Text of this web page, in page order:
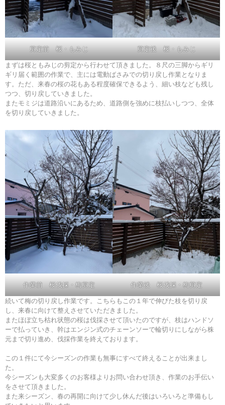
剪定前 桜・もみじ 剪定後 桜・もみじ
まずは桜ともみじの剪定から行わせて頂きました。８尺の三脚からギリ
ギリ届く範囲の作業で、主には電動ばさみでの切り戻し作業となりま
す。ただ、来春の桜の花もある程度確保できるよう、細い枝なども残し
つつ、切り戻していきました。
またモミジは道路沿いにあるため、道路側を強めに枝払いしつつ、全体
を切り戻していきました。
作業前 桜伐採・梅剪定 作業後 桜伐採・梅剪定
続いて梅の切り戻し作業です。こちらもこの１年で伸びた枝を切り戻
し、来春に向けて整えさせていただきました。
またほぼ立ち枯れ状態の桜は伐採させて頂いたのですが、枝はハンドソ
ーで払っていき、幹はエンジン式のチェーンソーで輪切りにしながら株
元まで切り進め、伐採作業を終えております。
この１件にて今シーズンの作業も無事にすべて終えることが出来まし
た。
今シーズンも大変多くのお客様よりお問い合わせ頂き、作業のお手伝い
をさせて頂きました。
また来シーズン、春の再開に向けて少し休んだ後はいろいろと準備もし